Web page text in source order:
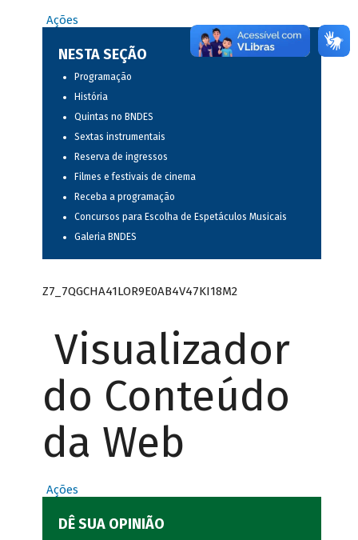
Ações
NESTA SEÇÃO
Programação
História
Quintas no BNDES
Sextas instrumentais
Reserva de ingressos
Filmes e festivais de cinema
Receba a programação
Concursos para Escolha de Espetáculos Musicais
Galeria BNDES
Z7_7QGCHA41LOR9E0AB4V47KI18M2
Visualizador
do Conteúdo
da Web
Ações
DÊ SUA OPINIÃO